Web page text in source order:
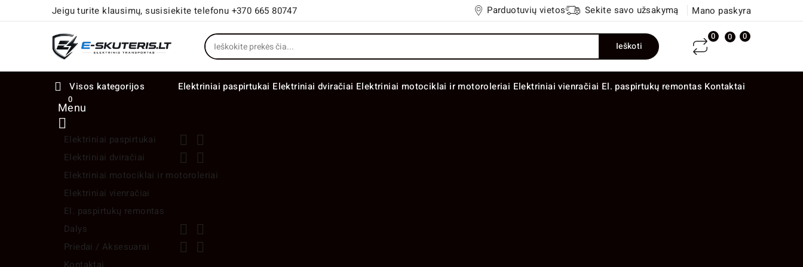
Jeigu turite klausimų, susisiekite telefonu +370 665 80747 Parduotuvių vietos Sekite savo užsakymą Mano paskyra
Ieškoti
0 0 0
 Visos kategorijos
Menu



Elektriniai paspirtukai
 
Elektriniai dviračiai
Elektriniai motociklai ir motoroleriai
Elektriniai vienračiai
El. paspirtukų remontas
 
Dalys
 
Priedai / Aksesuarai
Kontaktai
0
0
Elektriniai paspirtukai Elektriniai dviračiai Elektriniai motociklai ir motoroleriai Elektriniai vienračiai El. paspirtukų remontas Kontaktai